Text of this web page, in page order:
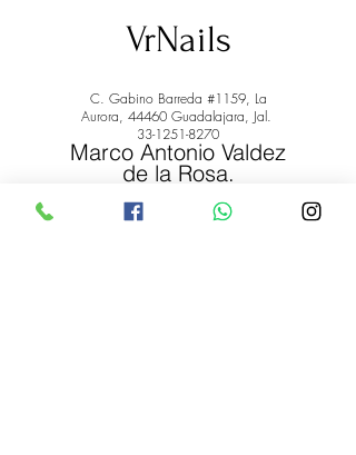
VrNails
C. Gabino Barreda #1159, La
Aurora, 44460 Guadalajara, Jal.
33-1251-8270
Marco Antonio Valdez
de la Rosa.